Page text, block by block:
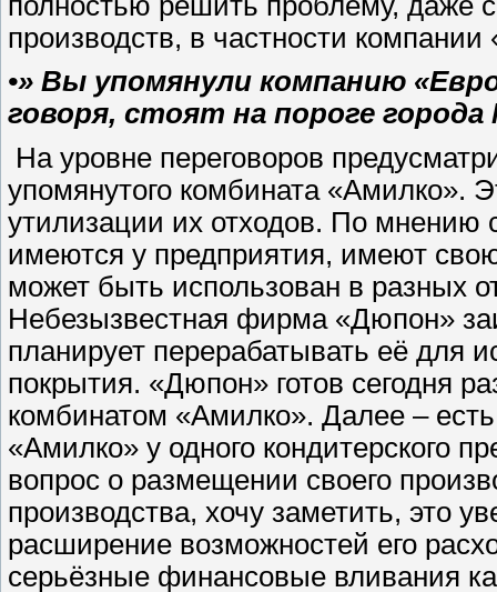
производств, в частности
•» Вы упомянули компанию
говоря, стоят на пороге
На уровне переговоров
упомянутого комбината «Амилко».
утилизации их отходов. По мнению
имеются у предприятия, имеют
может быть использован в разных
Небезызвестная фирма «Дюпон»
планирует перерабатывать её для
покрытия. «Дюпон» готов сегодня
комбинатом «Амилко». Далее –
«Амилко» у одного кондитерского
вопрос о размещении своего
производства, хочу заметить, это
расширение возможностей его
серьёзные финансовые вливания